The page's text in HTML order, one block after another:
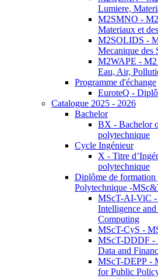
Lumiere,
M2SMNO -
Materiaux et
M2SOLIDS -
Mecanique des
M2WAPE -
Eau, Air,
Programme d'échange
EuroteQ -
Catalogue 2025 - 2026
Bachelor
BX - Bachelor
polytechnique
Cycle Ingénieur
X - Titre
polytechnique
Diplôme de formation
Polytechnique -
MScT-AI-ViC
Intelligence
Computing
MScT-CyS -
MScT-DDDF -
Data and
MScT-DEPP -
for Public